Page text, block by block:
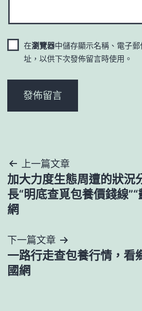
在瀏覽器中儲存顯示名稱、電子
址，以供下次發佈留言時使用。
文
章
導
覽
上一篇文章
加大力度生態周遭的狀況
長“明底查覓包養價錢線”“
網
下一篇文章
一路行走查包養行情，看
國網